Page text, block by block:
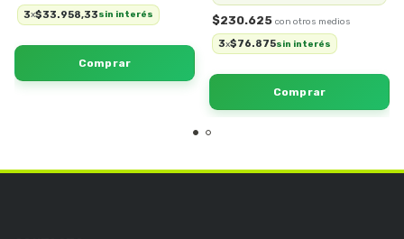
3x$33.958,33sin interés $230.625
3x$76.875sin interés